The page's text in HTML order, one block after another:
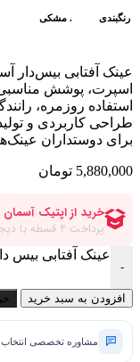
رنگبندی . مشکی
عینک آفتابی بیس‌دار
اسپرت، پوشش
استفاده روزمره،
طراحی کاربردی و
برای دوستداران
5,880,000 تومان
-
عینک آفتابی بیس دار
افزودن به سبد خرید
مشاوره تخصصی